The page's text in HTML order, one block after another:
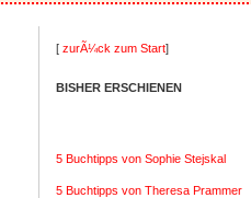
[ zurÃ¼ck zum Start]
BISHER ERSCHIENEN
5 Buchtipps von Sophie Stejskal
5 Buchtipps von Theresa Prammer